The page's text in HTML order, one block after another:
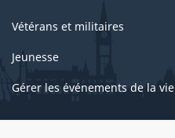
Vétérans et militaires
Jeunesse
Gérer les événements de la vie